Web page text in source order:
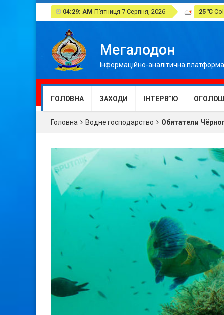
04:29: AM П’ятниця 7 Серпня, 2026 25 ℃
Мегалодон
Інформаційно-аналітична
ГОЛОВНА ЗАХОДИ ІНТЕРВ”Ю
Головна Водне господарство Обитатели